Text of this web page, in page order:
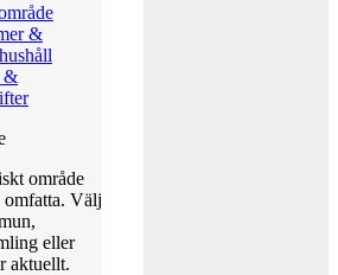
&
&
område
omfatta. Välj
eller
aktuellt.